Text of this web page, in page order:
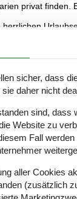
privat finden.
können, und
privat
Besuchen
das
und bummeln
am Schwarzen
attraktives
und an
sicher, dass
daher nicht
sind, dass
Website zu
Fall
aller Cookies
(zusätzlich